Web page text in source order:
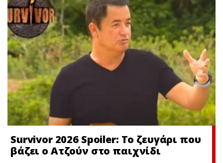
Survivor 2026 Spoiler: Το ζευγάρι που
βάζει ο Ατζούν στο παιχνίδι